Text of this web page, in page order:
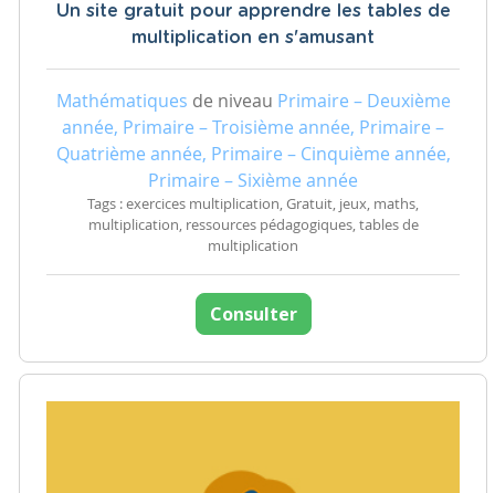
Un site gratuit pour apprendre les tables de
multiplication en s'amusant
Mathématiques de niveau Primaire – Deuxième
année, Primaire – Troisième année, Primaire –
Quatrième année, Primaire – Cinquième année,
Primaire – Sixième année
Tags : exercices multiplication, Gratuit, jeux, maths,
multiplication, ressources pédagogiques, tables de
multiplication
Consulter